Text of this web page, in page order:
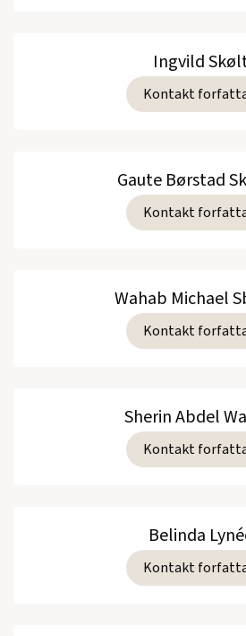
Ingvild
Kontakt
Gaute Børstad
Kontakt
Wahab Michael
Kontakt
Sherin Abdel
Kontakt
Belinda
Kontakt